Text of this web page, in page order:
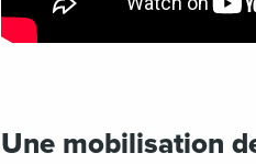
Une mobilisation